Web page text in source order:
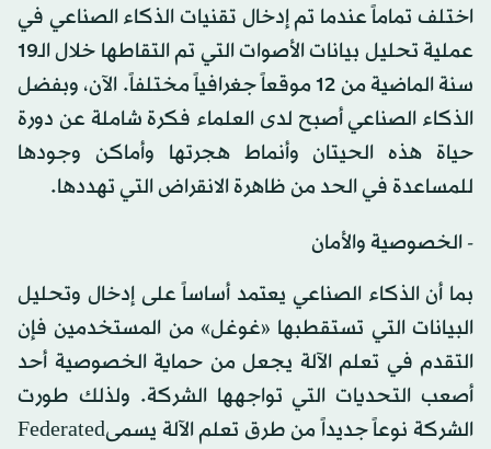
اختلف تماماً عندما تم إدخال تقنيات الذكاء الصناعي في
عملية تحليل بيانات الأصوات التي تم التقاطها خلال الـ19
سنة الماضية من 12 موقعاً جغرافياً مختلفاً. الآن، وبفضل
الذكاء الصناعي أصبح لدى العلماء فكرة شاملة عن دورة
حياة هذه الحيتان وأنماط هجرتها وأماكن وجودها
للمساعدة في الحد من ظاهرة الانقراض التي تهددها.
- الخصوصية والأمان
بما أن الذكاء الصناعي يعتمد أساساً على إدخال وتحليل
البيانات التي تستقطبها «غوغل» من المستخدمين فإن
التقدم في تعلم الآلة يجعل من حماية الخصوصية أحد
أصعب التحديات التي تواجهها الشركة. ولذلك طورت
الشركة نوعاً جديداً من طرق تعلم الآلة يسمىFederated